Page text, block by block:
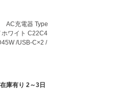
AC充電器 Type
ワイト C22C4
/USB-C×2 /
庫有り 2～3日